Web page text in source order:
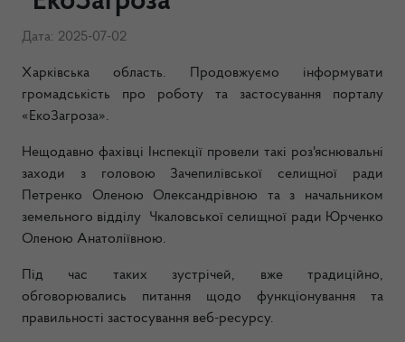
Дата: 2025-07-02
Харківська область. Продовжуємо інформувати
громадськість про роботу та застосування порталу
«ЕкоЗагроза».
Нещодавно фахівці Інспекції провели такі роз'яснювальні
заходи з головою Зачепилівської селищної ради
Петренко Оленою Олександрівною та з начальником
земельного відділу Чкаловської селищної ради Юрченко
Оленою Анатоліївною.
Під час таких зустрічей, вже традиційно,
обговорювались питання щодо функціонування та
правильності застосування веб-ресурсу.